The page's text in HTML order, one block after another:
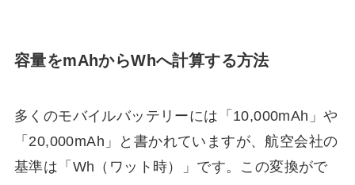
容量をmAhからWhへ計算する方法
多くのモバイルバッテリーには「10,000mAh」や
「20,000mAh」と書かれていますが、航空会社の
基準は「Wh（ワット時）」です。この変換がで